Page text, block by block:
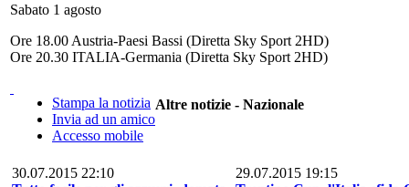
Sabato 1 agosto
Ore 18.00 Austria-Paesi Bassi (Diretta Sky Sport 2HD)
Ore 20.30 ITALIA-Germania (Diretta Sky Sport 2HD)
Stampa la notizia
Invia ad un amico
Accesso mobile
Altre notizie - Nazionale
30.07.2015 22:10
29.07.2015 19:15